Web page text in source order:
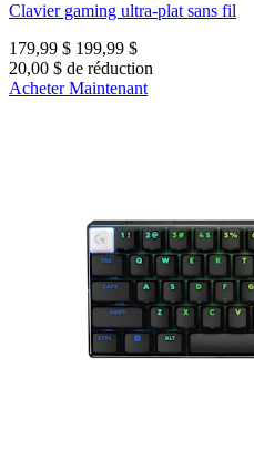
Clavier gaming ultra-plat sans fil
179,99 $ 199,99 $
20,00 $ de réduction
Acheter Maintenant